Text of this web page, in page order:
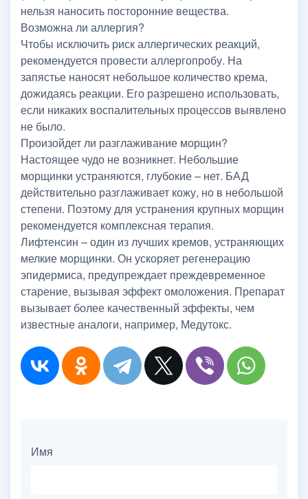
нельзя наносить посторонние вещества.
Возможна ли аллергия?
Чтобы исключить риск аллергических реакций,
рекомендуется провести аллергопробу. На
запястье наносят небольшое количество крема,
дожидаясь реакции. Его разрешено использовать,
если никаких воспалительных процессов выявлено
не было.
Произойдет ли разглаживание морщин?
Настоящее чудо не возникнет. Небольшие
морщинки устраняются, глубокие – нет. БАД
действительно разглаживает кожу, но в небольшой
степени. Поэтому для устранения крупных морщин
рекомендуется комплексная терапия.
Лифтенсин – один из лучших кремов, устраняющих
мелкие морщинки. Он ускоряет регенерацию
эпидермиса, предупреждает преждевременное
старение, вызывая эффект омоложения. Препарат
вызывает более качественный эффекты, чем
известные аналоги, например, Медутокс.
Имя